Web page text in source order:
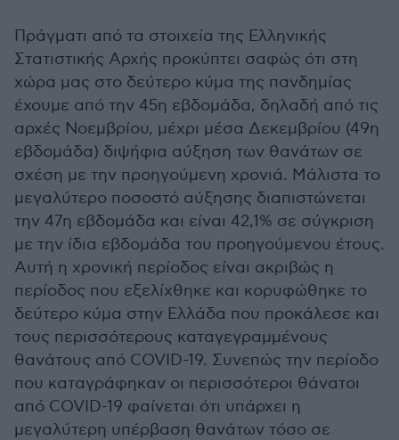
Πράγματι από τα στοιχεία της Ελληνικής
Στατιστικής Αρχής προκύπτει σαφώς ότι στη
χώρα μας στο δεύτερο κύμα της πανδημίας
έχουμε από την 45η εβδομάδα, δηλαδή από τις
αρχές Νοεμβρίου, μέχρι μέσα Δεκεμβρίου (49η
εβδομάδα) διψήφια αύξηση των θανάτων σε
σχέση με την προηγούμενη χρονιά. Μάλιστα το
μεγαλύτερο ποσοστό αύξησης διαπιστώνεται
την 47η εβδομάδα και είναι 42,1% σε σύγκριση
με την ίδια εβδομάδα του προηγούμενου έτους.
Αυτή η χρονική περίοδος είναι ακριβώς η
περίοδος που εξελίχθηκε και κορυφώθηκε το
δεύτερο κύμα στην Ελλάδα που προκάλεσε και
τους περισσότερους καταγεγραμμένους
θανάτους από COVID-19. Συνεπώς την περίοδο
που καταγράφηκαν οι περισσότεροι θάνατοι
από COVID-19 φαίνεται ότι υπάρχει η
μεγαλύτερη υπέρβαση θανάτων τόσο σε